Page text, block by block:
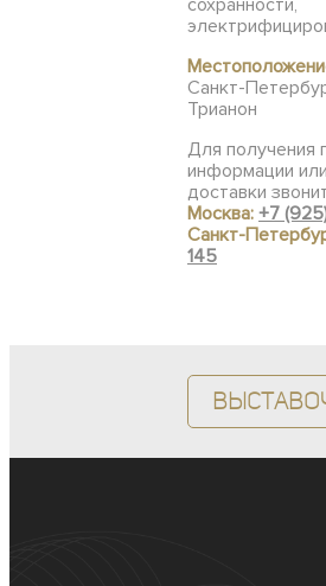
сохранности,
Санкт-
Трианон
Для получения
информации
доставки
Москва: +7
Санкт-
145